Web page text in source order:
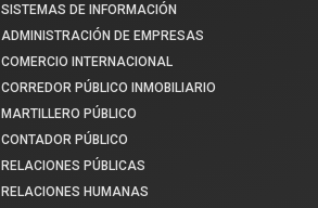
SISTEMAS DE INFORMACIÓN
ADMINISTRACIÓN DE EMPRESAS
COMERCIO INTERNACIONAL
CORREDOR PÚBLICO INMOBILIARIO
MARTILLERO PÚBLICO
CONTADOR PÚBLICO
RELACIONES PÚBLICAS
RELACIONES HUMANAS